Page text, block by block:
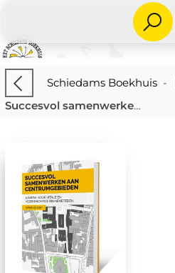
Schiedams Boekhuis-
Succesvol samenwerken aan centrumgebieden